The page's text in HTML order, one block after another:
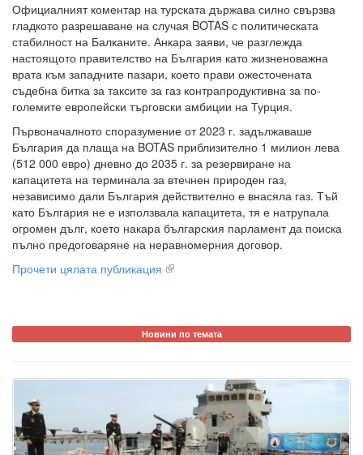
Официалният коментар на турската държава силно свързва
гладкото разрешаване на случая BOTAS с политическата
стабилност на Балканите. Анкара заяви, че разглежда
настоящото правителство на България като жизненоважна
врата към западните пазари, което прави ожесточената
съдебна битка за таксите за газ контрапродуктивна за по-
големите европейски търговски амбиции на Турция.
Първоначалното споразумение от 2023 г. задължаваше
България да плаща на BOTAS приблизително 1 милион лева
(512 000 евро) дневно до 2035 г. за резервиране на
капацитета на терминала за втечнен природен газ,
независимо дали България действително е внасяла газ. Тъй
като България не е използвала капацитета, тя е натрупала
огромен дълг, което накара българския парламент да поиска
пълно предоговаряне на неравномерния договор.
Прочети цялата публикация
Новини по темата